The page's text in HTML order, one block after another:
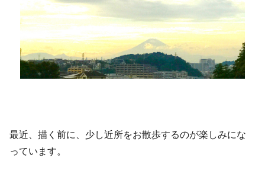
最近、描く前に、少し近所をお散歩するのが楽しみにな
っています。